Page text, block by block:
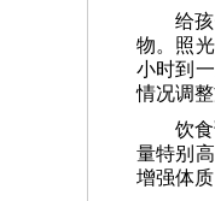
给
物。照
小时到
情况调
饮
量特别
增强体